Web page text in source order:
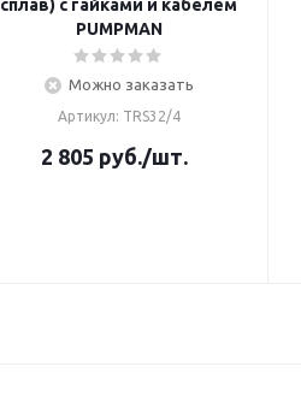
сплав) с гайками и кабелем
PUMPMAN
Можно заказать
Артикул: TRS32/4
2 805 руб./шт.